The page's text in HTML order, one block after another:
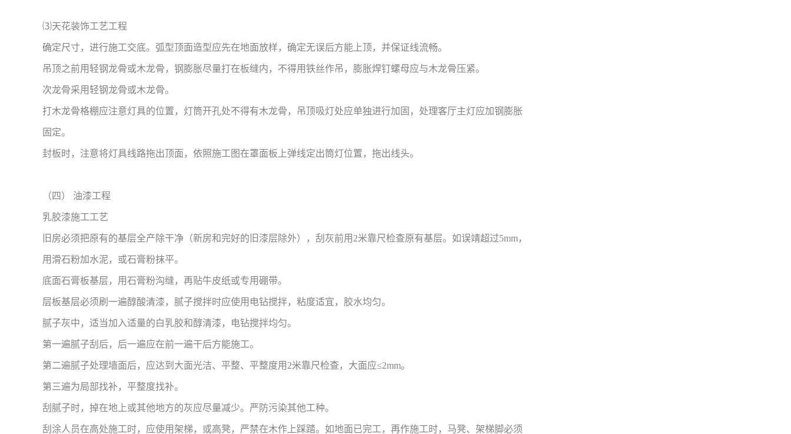
⑶天花装饰工艺工程
确定尺寸，进行施工交底。弧型顶面造型应先在地面放样，确定无误后方能上顶，并保证线流畅。
吊顶之前用轻钢龙骨或木龙骨，钢膨胀尽量打在板缝内，不得用铁丝作吊，膨胀焊钉螺母应与木龙骨压紧。
次龙骨采用轻钢龙骨或木龙骨。
打木龙骨格棚应注意灯具的位置，灯筒开孔处不得有木龙骨，吊顶吸灯处应单独进行加固，处理客厅主灯应加钢膨胀
固定。
封板时，注意将灯具线路拖出顶面，依照施工图在罩面板上弹线定出筒灯位置，拖出线头。
（四） 油漆工程
乳胶漆施工工艺
旧房必须把原有的基层全产除干净（新房和完好的旧漆层除外），刮灰前用2米靠尺检查原有基层。如误靖超过5mm，
用滑石粉加水泥，或石膏粉抹平。
底面石膏板基层，用石膏粉沟缝，再贴牛皮纸或专用硼带。
层板基层必须刷一遍醇酸清漆，腻子搅拌时应使用电钻搅拌，粘度适宜，胶水均匀。
腻子灰中，适当加入适量的白乳胶和醇清漆，电钻搅拌均匀。
第一遍腻子刮后，后一遍应在前一遍干后方能施工。
第二遍腻子处理墙面后，应达到大面光洁、平整、平整度用2米靠尺检查，大面应≤2mm。
第三遍为局部找补，平整度找补。
刮腻子时，掉在地上或其他地方的灰应尽量减少。严防污染其他工种。
刮涂人员在高处施工时，应使用架梯，或高凳，严禁在木作上踩踏。如地面已完工，再作施工时，马凳、架梯脚必须